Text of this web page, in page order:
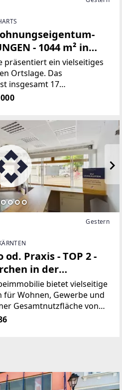
- 1044 m² in
Waldviertel
präsentiert ein vielseitiges
Ortslage. Das
insgesamt 17
insgesamten Nutzfläche
Diese Einheiten
Gestern
Praxis - TOP 2 -
in der
bietet vielseitige
Wohnen, Gewerbe und
Gesamtnutzfläche von
über eine optimale
und Ausstattung